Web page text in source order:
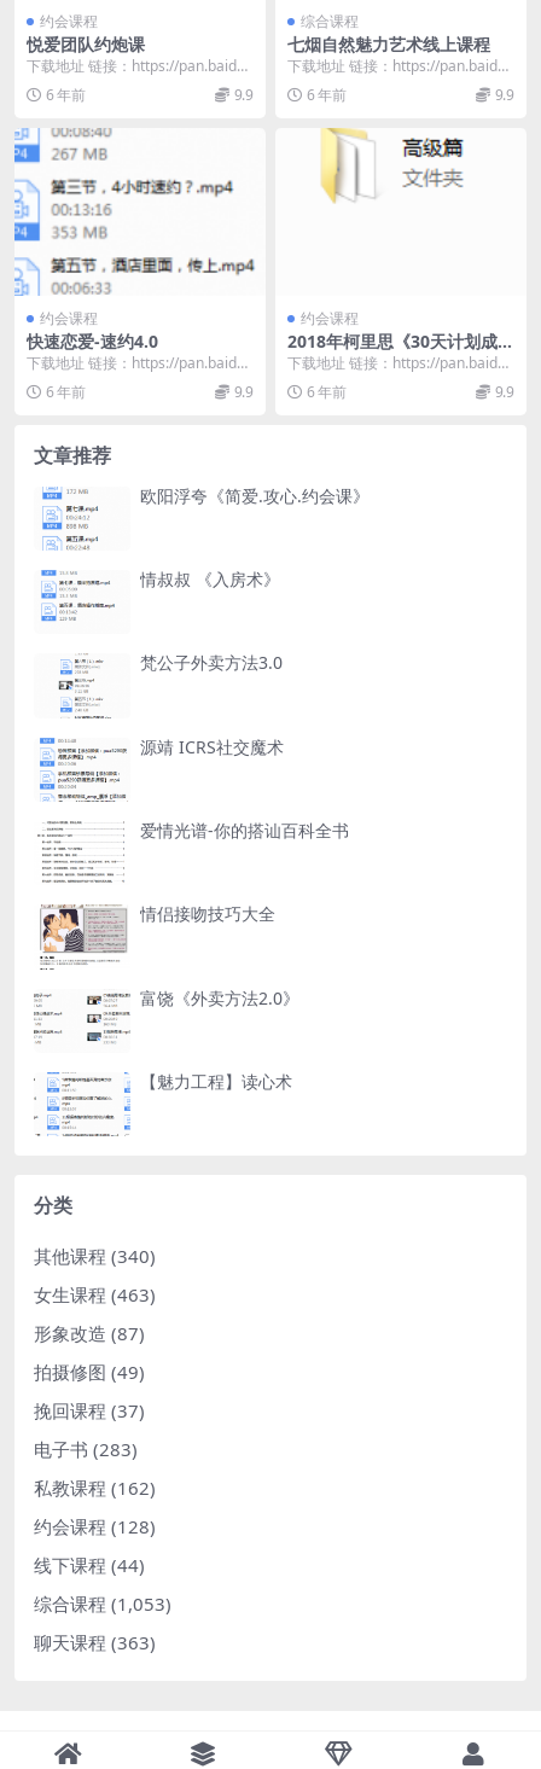
约会课程
悦爱团队约炮课
下载地址 链接：https://pan.baidu.
com/s/1VK2I9D_...
6 年前 9.9
综合课程
七烟自然魅力艺术线上课程
下载地址 链接：https://pan.baidu.
com/s/1oUQAFhl...
6 年前 9.9
约会课程
快速恋爱-速约4.0
下载地址 链接：https://pan.baidu.
com/s/1EtSQBAB...
6 年前 9.9
约会课程
2018年柯里思《30天计划成为
搭讪高手》
下载地址 链接：https://pan.baidu.
com/s/1Qz3HfDJ...
6 年前 9.9
文章推荐
欧阳浮夸《简爱.攻心.约会课》
情叔叔 《入房术》
梵公子外卖方法3.0
源靖 ICRS社交魔术
爱情光谱-你的搭讪百科全书
情侣接吻技巧大全
富饶《外卖方法2.0》
【魅力工程】读心术
分类
其他课程 (340)
女生课程 (463)
形象改造 (87)
拍摄修图 (49)
挽回课程 (37)
电子书 (283)
私教课程 (162)
约会课程 (128)
线下课程 (44)
综合课程 (1,053)
聊天课程 (363)